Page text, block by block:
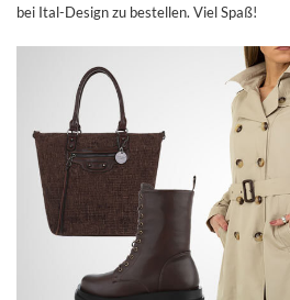
bei Ital-Design zu bestellen. Viel Spaß!